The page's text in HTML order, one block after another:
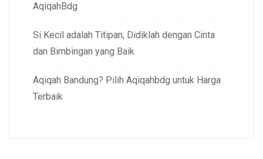
AqiqahBdg
Si Kecil adalah Titipan, Didiklah dengan Cinta
dan Bimbingan yang Baik
Aqiqah Bandung? Pilih Aqiqahbdg untuk Harga
Terbaik